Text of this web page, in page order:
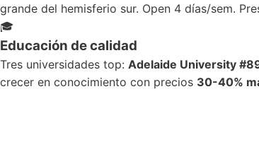
grande del hemisferio sur. Open 4 días/sem.
🎓
Educación de calidad
Tres universidades top: Adelaide University
crecer en conocimiento con precios 30-40%